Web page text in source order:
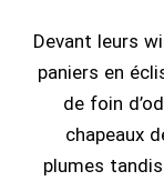
Devant leurs
paniers en
de foin
chapeaux
plumes